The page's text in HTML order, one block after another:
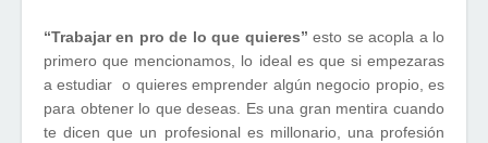
“Trabajar en pro de lo que quieres” esto se acopla a lo
primero que mencionamos, lo ideal es que si empezaras
a estudiar o quieres emprender algún negocio propio, es
para obtener lo que deseas. Es una gran mentira cuando
te dicen que un profesional es millonario, una profesión